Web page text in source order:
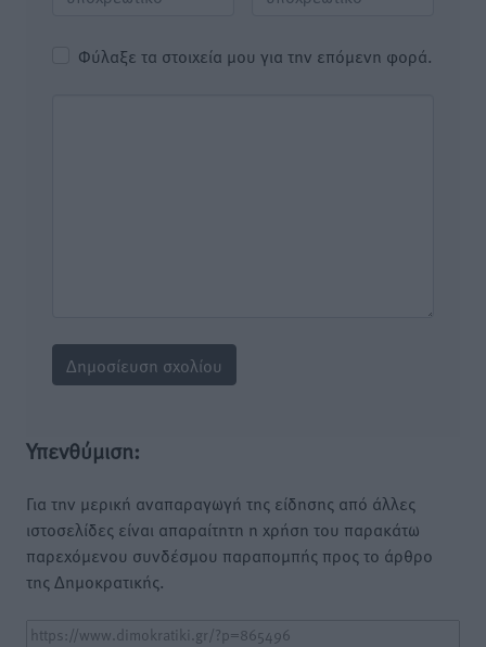
Φύλαξε τα στοιχεία μου για την επόμενη φορά.
Υπενθύμιση:
Για την μερική αναπαραγωγή της είδησης από άλλες
ιστοσελίδες είναι απαραίτητη η χρήση του παρακάτω
παρεχόμενου συνδέσμου παραπομπής προς το άρθρο
της Δημοκρατικής.